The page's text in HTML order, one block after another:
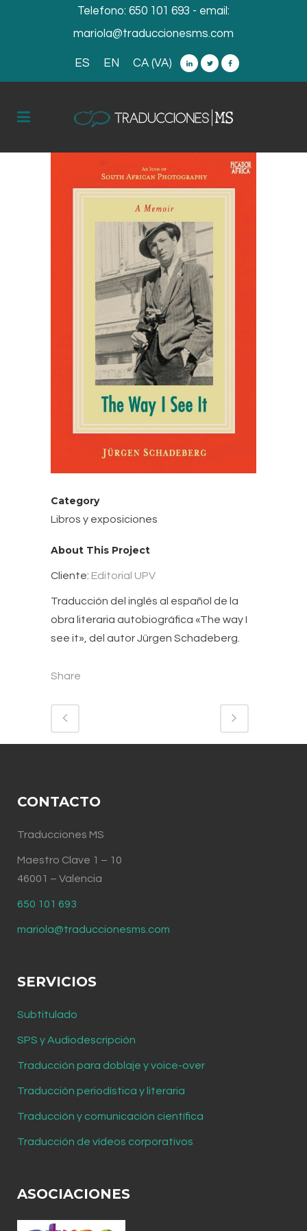
Telefono: 650 101 693 - email:
mariola@traduccionesms.com
ES EN CA (VA)
Category
Libros y exposiciones
About This Project
Cliente: Editorial UPV
Traducción del inglés al español de la
obra literaria autobiográfica «The way I
see it», del autor Jürgen Schadeberg.
Share
CONTACTO
Traducciones MS
Maestro Clave 1 – 10
46001 – Valencia
650 101 693
mariola@traduccionesms.com
SERVICIOS
Subtitulado
SPS y Audiodescripción
Traducción para doblaje y voice-over
Traducción periodística y literaria
Traducción y comunicación científica
Traducción de vídeos corporativos
ASOCIACIONES